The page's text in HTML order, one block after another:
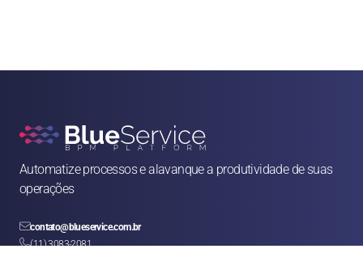
Automatize processos e alavanque a produtividade de suas
operações
contato@blueservice.com.br
(11) 3083-2081